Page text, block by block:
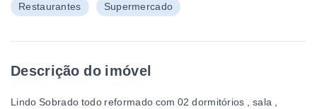
Restaurantes Supermercado
Descrição do imóvel
Lindo Sobrado todo reformado com 02 dormitórios , sala ,